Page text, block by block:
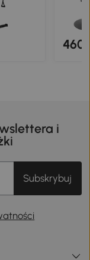
460
i
Subskrybuj